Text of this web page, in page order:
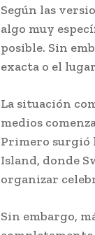
Según las
algo muy
posible. Sin
exacta o el
La situación
medios
Primero surgió
Island, donde
organizar
Sin embargo,